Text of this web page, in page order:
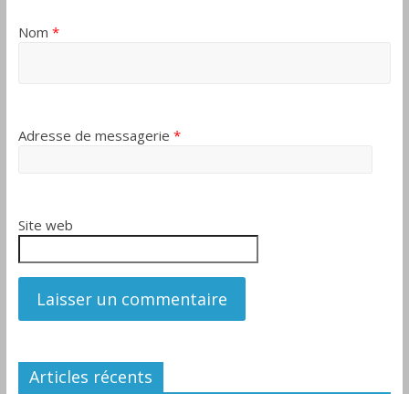
Nom *
Adresse de messagerie *
Site web
Articles récents